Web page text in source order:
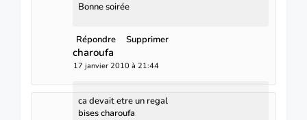
Bonne soirée
Répondre Supprimer
charoufa
17 janvier 2010 à 21:44
ca devait etre un regal
bises charoufa